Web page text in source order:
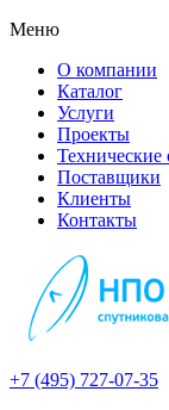
Меню
О компании
Каталог
Услуги
Проекты
Технические
Поставщики
Клиенты
Контакты
+7 (495) 727-07-35